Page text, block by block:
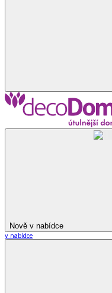
Nově v nabídce
v nabídce